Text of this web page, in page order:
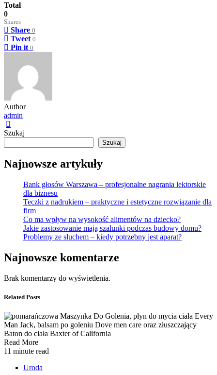
Total
0
Shares
Share 0
Tweet 0
Pin it 0
Author
admin
Szukaj
Szukaj
Najnowsze artykuły
Bank głosów Warszawa – profesjonalne nagrania lektorskie
dla biznesu
Teczki z nadrukiem – praktyczne i estetyczne rozwiązanie dla
firm
Co ma wpływ na wysokość alimentów na dziecko?
Jakie zastosowanie mają szalunki podczas budowy domu?
Problemy ze słuchem – kiedy potrzebny jest aparat?
Najnowsze komentarze
Brak komentarzy do wyświetlenia.
Related Posts
Read More
11 minute read
Uroda